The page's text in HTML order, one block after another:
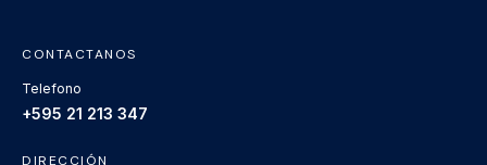
CONTACTANOS
Telefono
+595 21 213 347
DIRECCIÓN